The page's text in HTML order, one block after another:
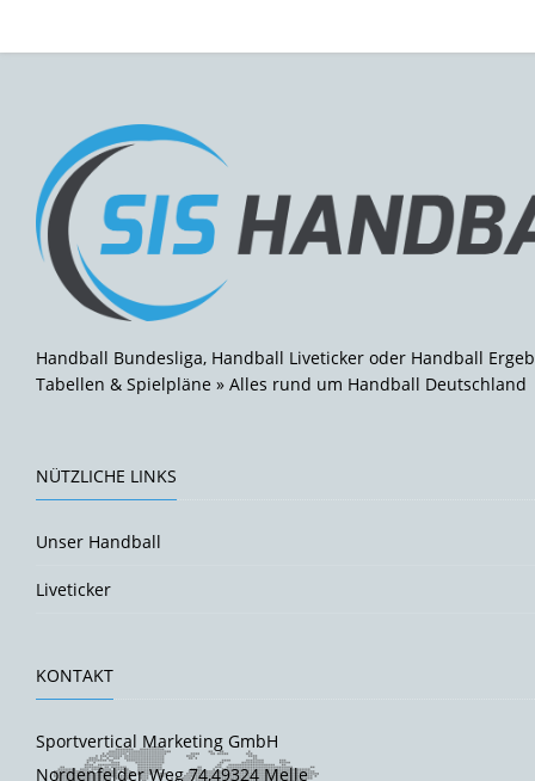
Handball Bundesliga, Handball Liveticker oder Handball
Tabellen & Spielpläne » Alles rund um Handball Deutschland
NÜTZLICHE LINKS
Unser Handball
Liveticker
KONTAKT
Sportvertical Marketing GmbH
Nordenfelder Weg 74,49324 Melle